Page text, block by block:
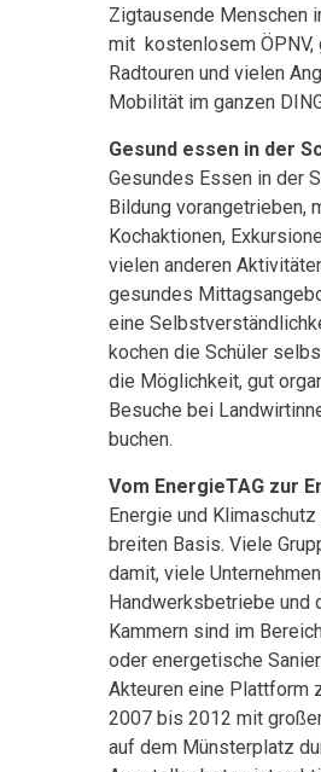
Zigtausende Menschen
mit kostenlosem ÖPNV,
Radtouren und vielen
Mobilität im ganzen
Gesund essen in der
Gesundes Essen in der
Bildung vorangetrieben,
Kochaktionen,
vielen anderen
gesundes
eine
kochen die Schüler
die Möglichkeit, gut
Besuche bei
buchen.
Vom EnergieTAG zur
Energie und
breiten Basis. Viele
damit, viele
Handwerksbetriebe und
Kammern sind im
oder energetische
Akteuren eine Plattform
2007 bis 2012 mit
auf dem Münsterplatz